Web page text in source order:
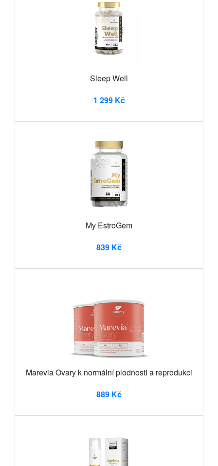
Sleep Well
1 299 Kč
My EstroGem
839 Kč
Marevia Ovary k normální plodnosti a reprodukci
889 Kč